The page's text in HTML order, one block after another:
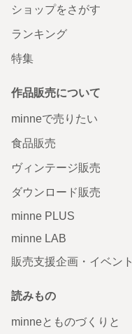
ショップをさがす
ランキング
特集
作品販売について
minneで売りたい
食品販売
ヴィンテージ販売
ダウンロード販売
minne PLUS
minne LAB
販売支援企画・イベント
読みもの
minneとものづくりと